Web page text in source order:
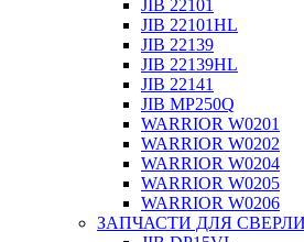
JIB 22101
JIB 22101HL
JIB 22139
JIB 22139HL
JIB 22141
JIB MP250Q
WARRIOR W0201
WARRIOR W0202
WARRIOR W0204
WARRIOR W0205
WARRIOR W0206
ЗАПЧАСТИ ДЛЯ